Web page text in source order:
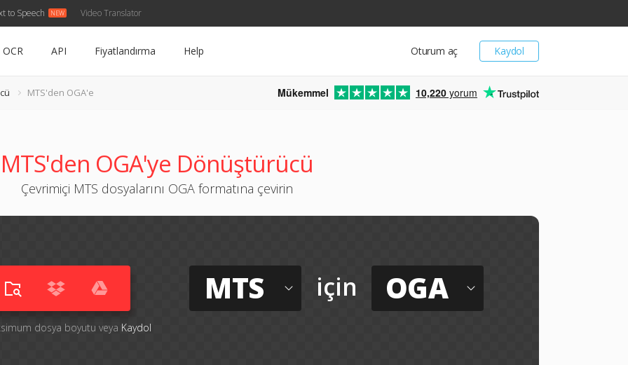
to Speech Video Translator
Kaydol
Oturum aç
OCR API Fiyatlandırma Help
MTS'den OGA'e Mükemmel 10,220 yorum
MTS'den OGA'ye Dönüştürücü
Çevrimiçi MTS dosyalarını OGA formatına çevirin
dosya boyutu veya Kaydol
MTS için OGA